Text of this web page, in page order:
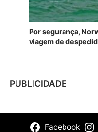
Por segurança,
viagem de
PUBLICIDADE
Facebook